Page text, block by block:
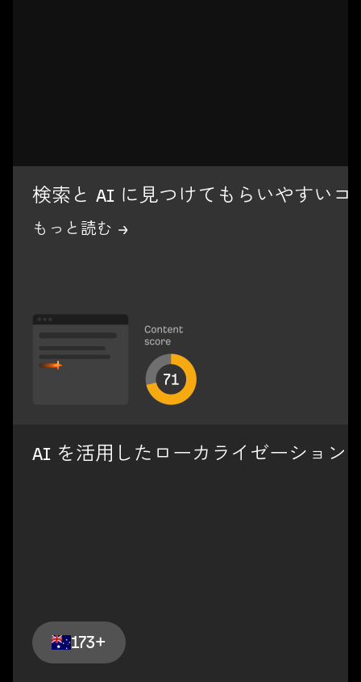
検索と AI に見つけてもらいやすいコ
もっと読む →
AI を活用したローカライゼーション
173+